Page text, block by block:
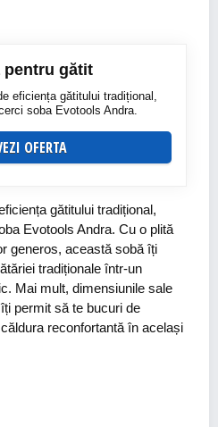
pentru gătit
eficiența gătitului tradițional,
soba Evotools Andra.
OFERTA
gătitului tradițional,
Evotools Andra. Cu o plită
generos, această sobă îți
tradiționale într-un
Mai mult, dimensiunile sale
permit să te bucuri de
reconfortantă în același